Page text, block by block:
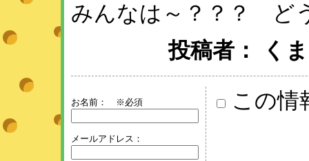
みんなは～？？？ ど
投稿者： く
お名前： ※必須
メールアドレス：
この情